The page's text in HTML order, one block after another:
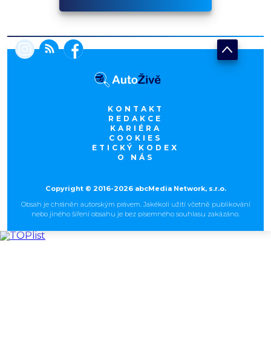
KONTAKT
REDAKCE
KARIÉRA
COOKIES
ETICKÝ KODEX
O NÁS
Copyright © 2016-2026 abcMedia Network, s.r.o.
Obsah je chráněn autorským právem. Jakékoli užití včetně publikování
nebo jiného šíření obsahu je bez písemného souhlasu zakázáno.